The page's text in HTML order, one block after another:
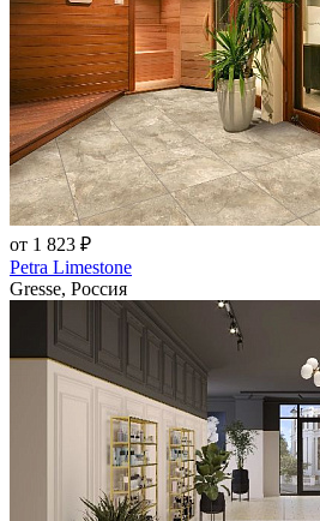
от 1 823 ₽
Petra Limestone
Gresse, Россия